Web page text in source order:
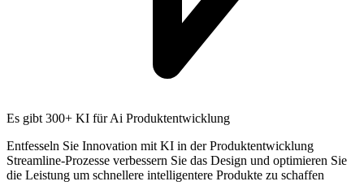
Es gibt 300+ KI für Ai Produktentwicklung
Entfesseln Sie Innovation mit KI in der Produktentwicklung
Streamline-Prozesse verbessern Sie das Design und optimieren Sie
die Leistung um schnellere intelligentere Produkte zu schaffen